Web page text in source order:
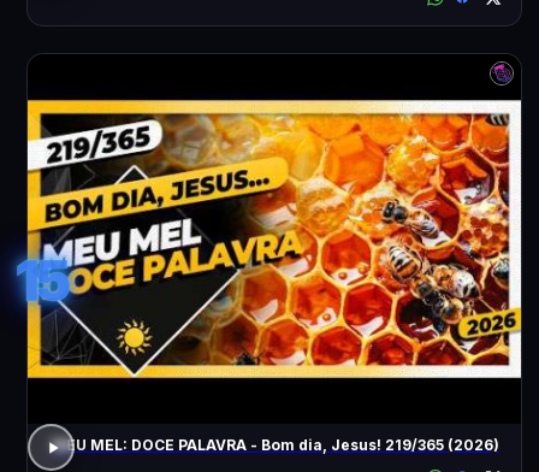
15
MEU MEL: DOCE PALAVRA - Bom dia, Jesus! 219/365 (2026)